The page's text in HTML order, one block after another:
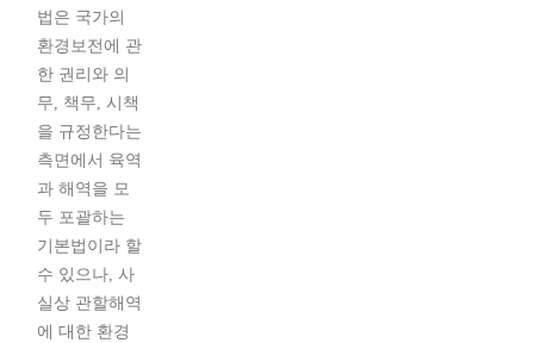
법은 국가의
환경보전에 관
한 권리와 의
무, 책무, 시책
을 규정한다는
측면에서 육역
과 해역을 모
두 포괄하는
기본법이라 할
수 있으나, 사
실상 관할해역
에 대한 환경